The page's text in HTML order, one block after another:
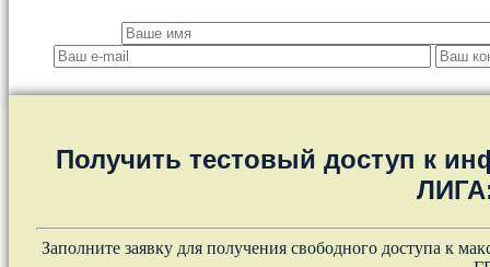
Получить тестовый доступ к
Заполните заявку для получения свободного доступа к